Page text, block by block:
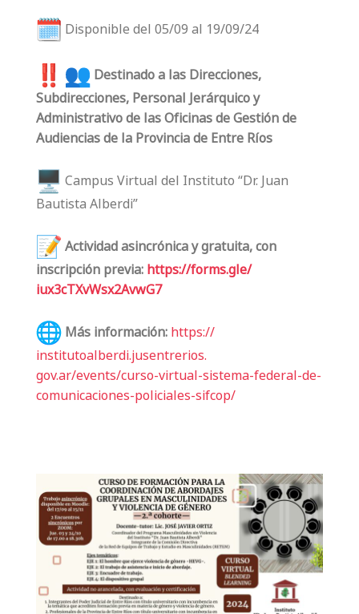
Disponible del 05/09 al 19/09/24
Destinado a las Direcciones,
Subdirecciones, Personal Jerárquico y
Administrativo de las Oficinas de Gestión de
Audiencias de la Provincia de Entre Ríos
Campus Virtual del Instituto “Dr. Juan
Bautista Alberdi”
Actividad asincrónica y gratuita, con
inscripción previa:https://forms.gle/
iux3cTXvWsx2AvwG7
Más información:https://
institutoalberdi.jusentrerios.
gov.ar/events/curso-virtual-sistema-federal-de-
comunicaciones-policiales-sifcop/